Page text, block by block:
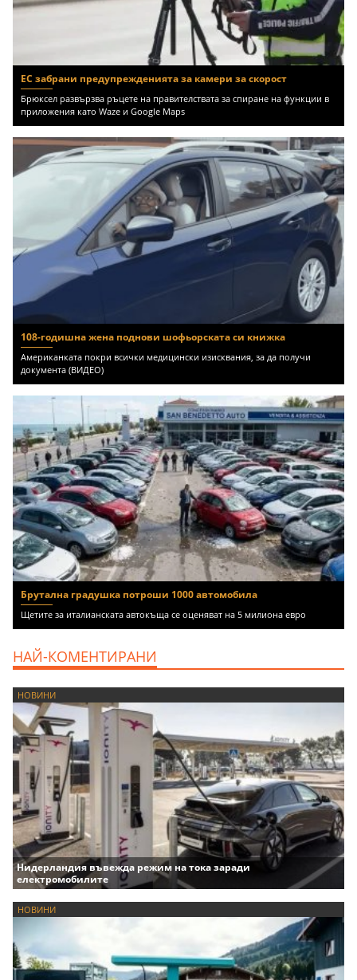
ЕС забрани предупрежденията за камери за скорост
Брюксел развързва ръцете на правителствата за спиране на функции в
приложения като Waze и Google Maps
108-годишна жена поднови шофьорската си книжка
Американката покри всички медицински изисквания, за да получи
документа (ВИДЕО)
Брутална градушка потроши 1000 автомобила
Щетите за италианската автокъща се оценяват на 5 милиона евро
НАЙ-КОМЕНТИРАНИ
НОВИНИ
Нидерландия въвежда режим на тока заради
електромобилите
НОВИНИ